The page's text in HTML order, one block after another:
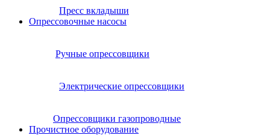
Пресс вкладыши
Опрессовочные насосы
Ручные опрессовщики
Электрические опрессовщики
Опрессовщики газопроводные
Прочистное оборудование